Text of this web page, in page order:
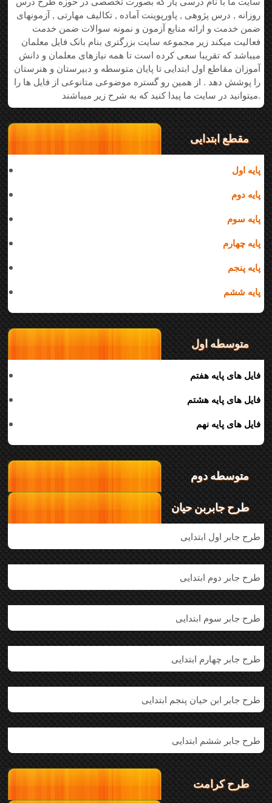
روزانه , درس پژوهی , پاورپوینت آماده , تکالیف مهارتی , آزمونهای
ضمن خدمت و ارائه منابع آزمون و نمونه سوالات ضمن خدمت
فعالیت میکند زیر مجموعه سایت بزرگتری بنام بانک فایل معلمان
میباشد که تقریبا سعی کرده است تا همه نیازهای معلمان و دانش
آموزان مقاطع اول ابتدایی تا پایان متوسطه و دبیرستان و هنرستان
را پوشش دهد . از همین رو گستره موضوعی متانوعی از فایل ها را
میتوانید در سایت ما پیدا کنید که به شرح زیر میباشند.
مقطع ابتدایی
پایه اول
پایه دوم
پایه سوم
پایه چهارم
پایه پنجم
پایه ششم
متوسطه اول
فایل های پایه هفتم
فایل های پایه هشتم
فایل های پایه نهم
متوسطه دوم
طرح جابربن حیان
طرح جابر اول ابتدایی
طرح جابر دوم ابتدایی
طرح جابر سوم ابتدایی
طرح جابر چهارم ابتدایی
طرح جابر ابن حیان پنجم ابتدایی
طرح جابر ششم ابتدایی
طرح کرامت